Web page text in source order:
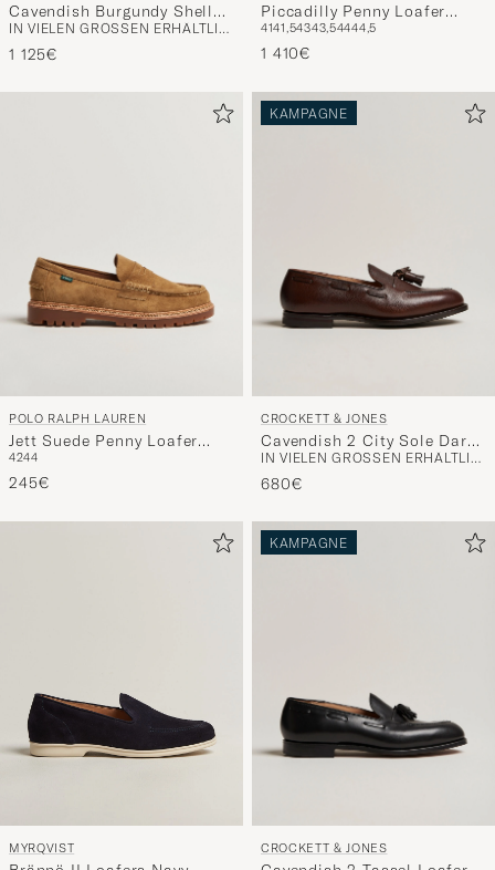
Cavendish Burgundy Shell
Cordovan
IN VIELEN GRÖSSEN ERHÄLTLICH
1 125€
Piccadilly Penny Loafer
Dark Oak Antique
4141,54343,54444,5
1 410€
POLO RALPH LAUREN
Jett Suede Penny Loafer
Desert Tan
4244
245€
KAMPAGNE
CROCKETT & JONES
Cavendish 2 City Sole Dark
Brown Grain
IN VIELEN GRÖSSEN ERHÄLTLICH
680€
MYRQVIST
KAMPAGNE
CROCKETT & JONES